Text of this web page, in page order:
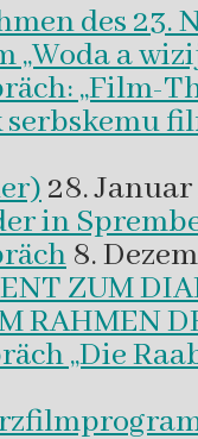
des 23.
a
„Film-
28. Januar
in
8.
ZUM
RAHMEN
„Die